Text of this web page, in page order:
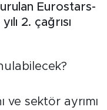
Eurostars-
2. çağrısı
ve sektör ayrımı